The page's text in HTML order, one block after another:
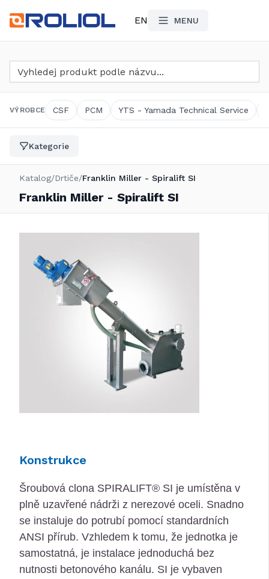
EN MENU
Vyhledat produkt
VÝROBCE CSF PCM YTS - Yamada Technical Service
Kategorie
Katalog/Drtiče/Franklin Miller - Spiralift SI
Franklin Miller - Spiralift SI
Konstrukce
Šroubová clona SPIRALIFT® SI je umístěna v
plně uzavřené nádrži z nerezové oceli. Snadno
se instaluje do potrubí pomocí standardních
ANSI přírub. Vzhledem k tomu, že jednotka je
samostatná, je instalace jednoduchá bez
nutnosti betonového kanálu. SI je vybaven